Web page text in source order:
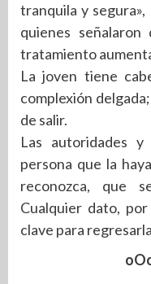
tranquila y
quienes
tratamiento
La joven tiene
complexión
de salir.
Las autoridades
persona que la
reconozca, que
Cualquier dato,
clave para